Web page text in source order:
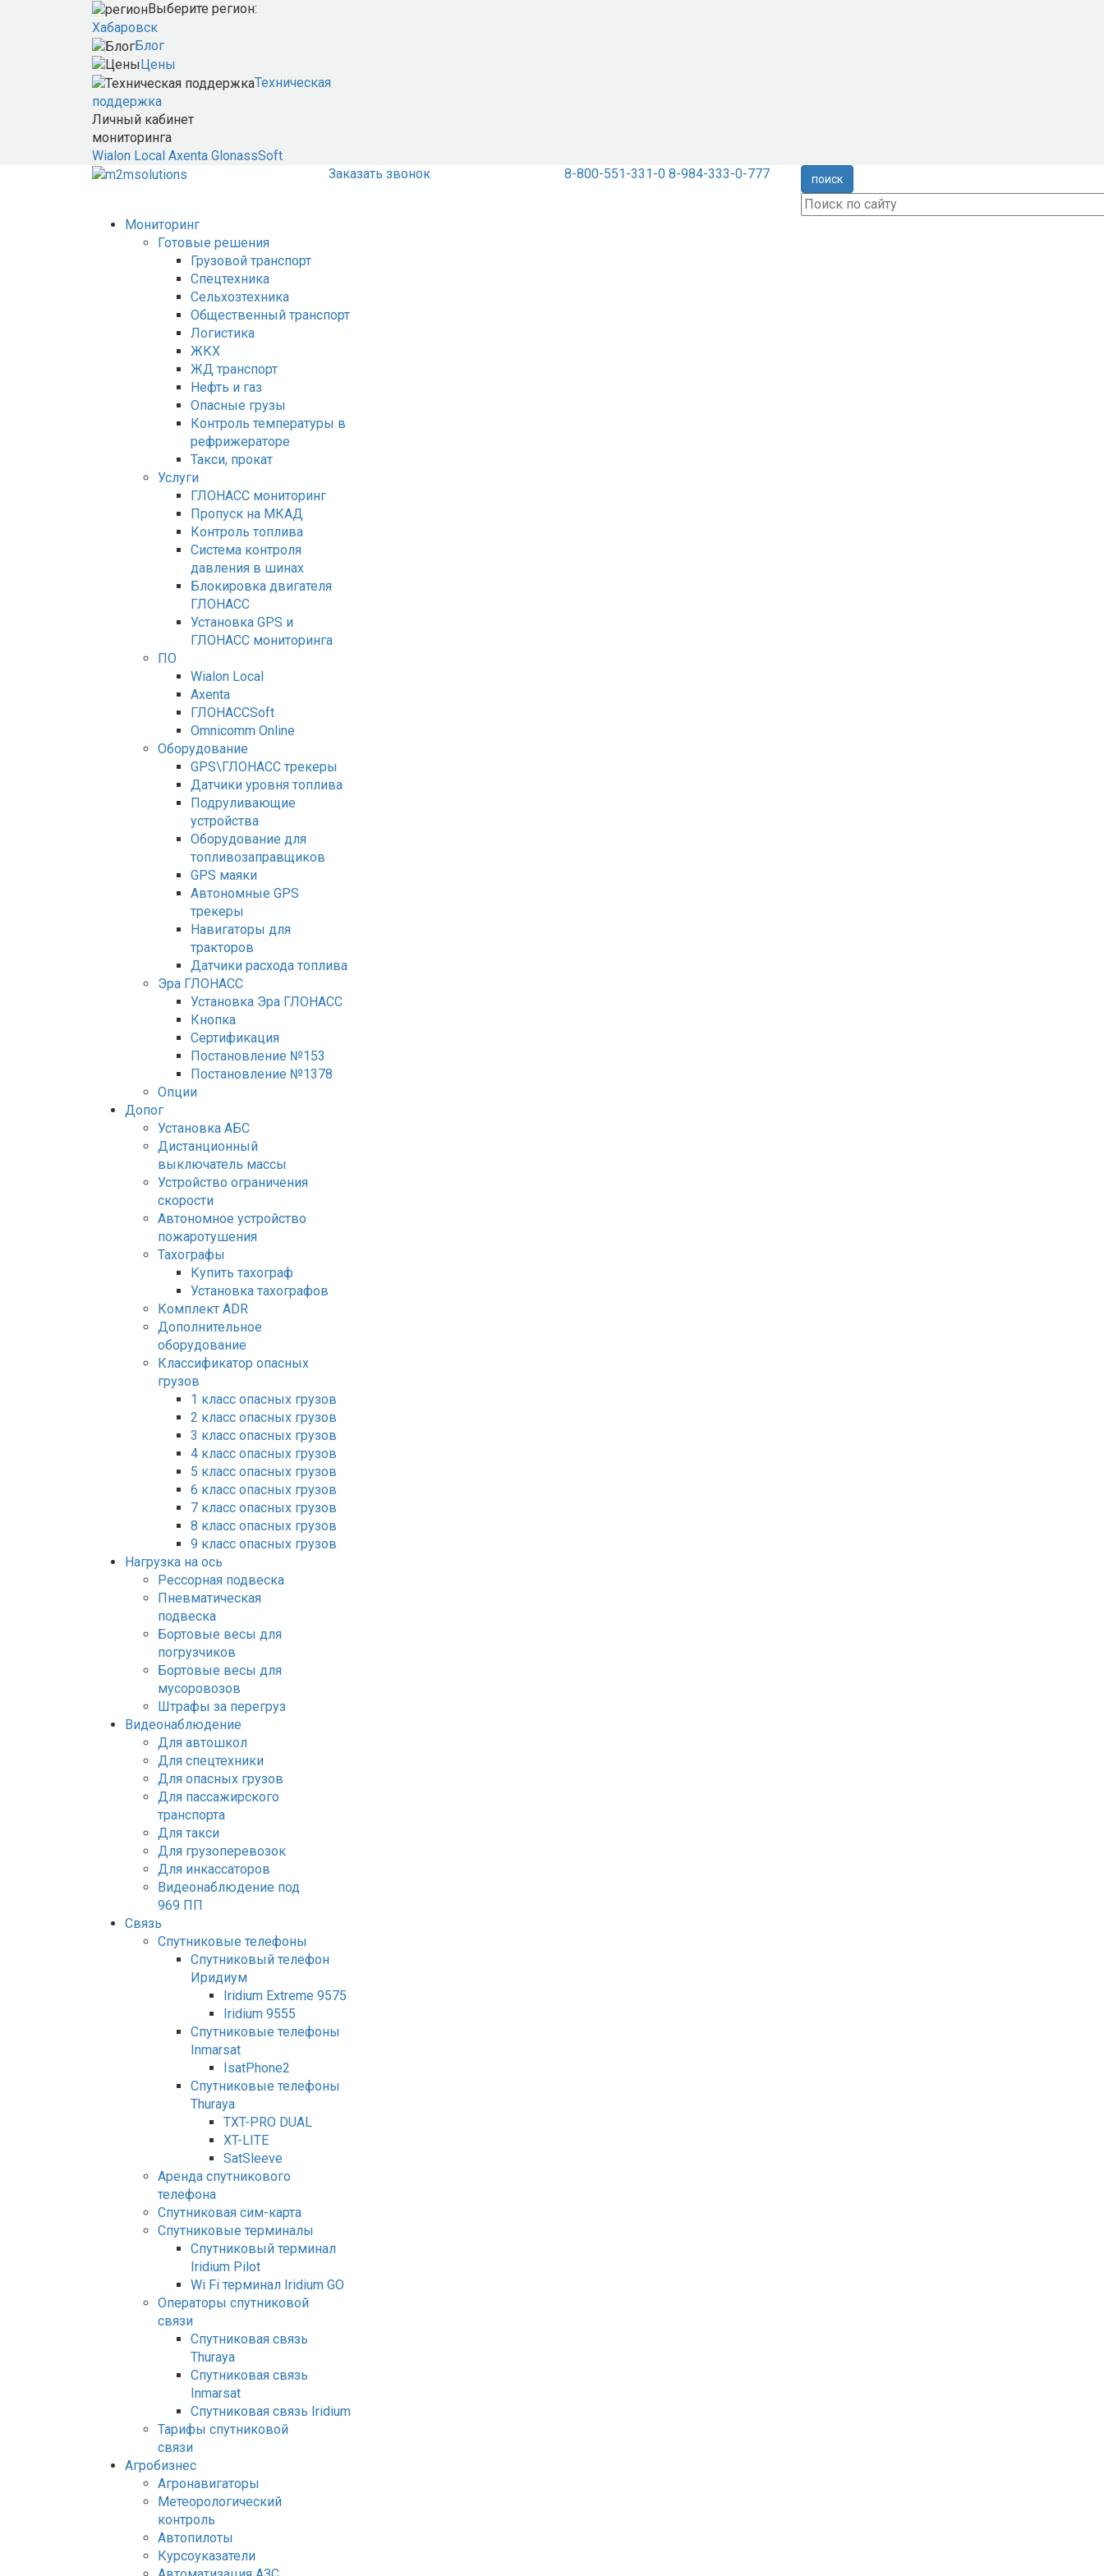
Выберите регион:
Хабаровск
Блог
Цены
Техническая
поддержка
Личный кабинет
мониторинга
Wialon Local Axenta GlonassSoft
Заказать звонок
8-800-551-331-0 8-984-333-0-777 поиск
Мониторинг
Готовые решения
Грузовой транспорт
Спецтехника
Сельхозтехника
Общественный транспорт
Логистика
ЖКХ
ЖД транспорт
Нефть и газ
Опасные грузы
Контроль температуры в
рефрижераторе
Такси, прокат
Услуги
ГЛОНАСС мониторинг
Пропуск на МКАД
Контроль топлива
Система контроля
давления в шинах
Блокировка двигателя
ГЛОНАСС
Установка GPS и
ГЛОНАСС мониторинга
ПО
Wialon Local
Axenta
ГЛОНАССSoft
Оmnicomm Оnline
Оборудование
GPS\ГЛОНАСС трекеры
Датчики уровня топлива
Подруливающие
устройства
Оборудование для
топливозаправщиков
GPS маяки
Автономные GPS
трекеры
Навигаторы для
тракторов
Датчики расхода топлива
Эра ГЛОНАСС
Установка Эра ГЛОНАСС
Кнопка
Сертификация
Постановление №153
Постановление №1378
Опции
Допог
Установка АБС
Дистанционный
выключатель массы
Устройство ограничения
скорости
Автономное устройство
пожаротушения
Тахографы
Купить тахограф
Установка тахографов
Комплект ADR
Дополнительное
оборудование
Классификатор опасных
грузов
1 класс опасных грузов
2 класс опасных грузов
3 класс опасных грузов
4 класс опасных грузов
5 класс опасных грузов
6 класс опасных грузов
7 класс опасных грузов
8 класс опасных грузов
9 класс опасных грузов
Нагрузка на ось
Рессорная подвеска
Пневматическая
подвеска
Бортовые весы для
погрузчиков
Бортовые весы для
мусоровозов
Штрафы за перегруз
Видеонаблюдение
Для автошкол
Для спецтехники
Для опасных грузов
Для пассажирского
транспорта
Для такси
Для грузоперевозок
Для инкассаторов
Видеонаблюдение под
969 ПП
Связь
Спутниковые телефоны
Спутниковый телефон
Иридиум
Iridium Extreme 9575
Iridium 9555
Спутниковые телефоны
Inmarsat
IsatPhone2
Спутниковые телефоны
Thuraya
TXT-PRO DUAL
XT-LITE
SatSleeve
Аренда спутникового
телефона
Спутниковая сим-карта
Спутниковые терминалы
Спутниковый терминал
Iridium Pilot
Wi Fi терминал Iridium GO
Операторы спутниковой
связи
Спутниковая связь
Thuraya
Спутниковая связь
Inmarsat
Спутниковая связь Iridium
Тарифы спутниковой
связи
Агробизнес
Агронавигаторы
Метеорологический
контроль
Автопилоты
Курсоуказатели